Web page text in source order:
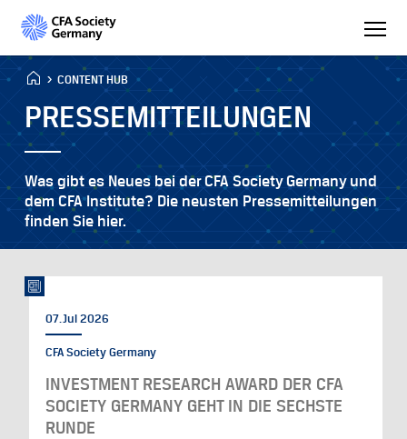
CONTENT HUB
PRESSEMITTEILUNGEN
Was gibt es Neues bei der CFA Society Germany und
dem CFA Institute? Die neusten Pressemitteilungen
finden Sie hier.
07. Jul 2026
CFA Society Germany
INVESTMENT RESEARCH AWARD DER CFA
SOCIETY GERMANY GEHT IN DIE SECHSTE
RUNDE